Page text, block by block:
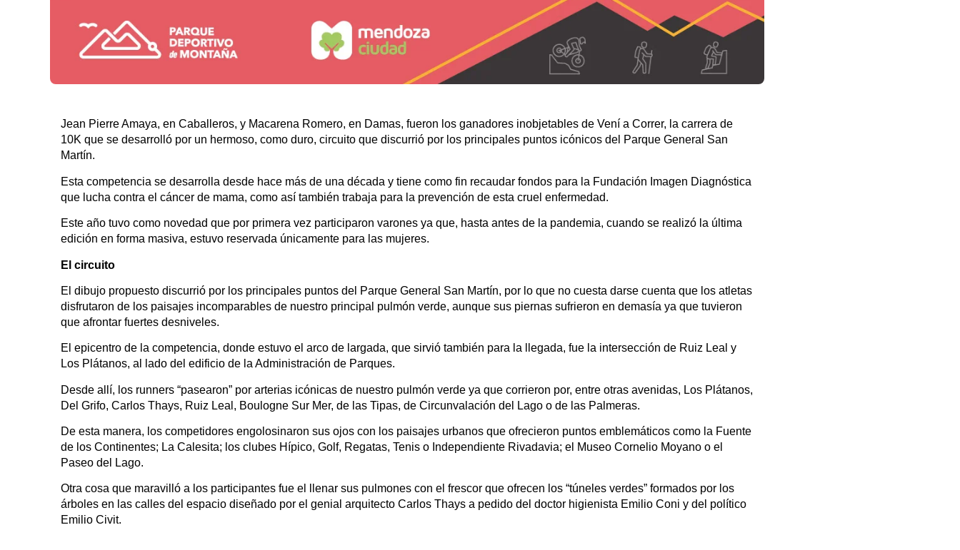
Jean Pierre Amaya, en Caballeros, y Macarena Romero, en Damas, fueron los ganadores inobjetables de Vení a Correr, la carrera de
10K que se desarrolló por un hermoso, como duro, circuito que discurrió por los principales puntos icónicos del Parque General San
Martín.
Esta competencia se desarrolla desde hace más de una década y tiene como fin recaudar fondos para la Fundación Imagen Diagnóstica
que lucha contra el cáncer de mama, como así también trabaja para la prevención de esta cruel enfermedad.
Este año tuvo como novedad que por primera vez participaron varones ya que, hasta antes de la pandemia, cuando se realizó la última
edición en forma masiva, estuvo reservada únicamente para las mujeres.
El circuito
El dibujo propuesto discurrió por los principales puntos del Parque General San Martín, por lo que no cuesta darse cuenta que los atletas
disfrutaron de los paisajes incomparables de nuestro principal pulmón verde, aunque sus piernas sufrieron en demasía ya que tuvieron
que afrontar fuertes desniveles.
El epicentro de la competencia, donde estuvo el arco de largada, que sirvió también para la llegada, fue la intersección de Ruiz Leal y
Los Plátanos, al lado del edificio de la Administración de Parques.
Desde allí, los runners “pasearon” por arterias icónicas de nuestro pulmón verde ya que corrieron por, entre otras avenidas, Los Plátanos,
Del Grifo, Carlos Thays, Ruiz Leal, Boulogne Sur Mer, de las Tipas, de Circunvalación del Lago o de las Palmeras.
De esta manera, los competidores engolosinaron sus ojos con los paisajes urbanos que ofrecieron puntos emblemáticos como la Fuente
de los Continentes; La Calesita; los clubes Hípico, Golf, Regatas, Tenis o Independiente Rivadavia; el Museo Cornelio Moyano o el
Paseo del Lago.
Otra cosa que maravilló a los participantes fue el llenar sus pulmones con el frescor que ofrecen los “túneles verdes” formados por los
árboles en las calles del espacio diseñado por el genial arquitecto Carlos Thays a pedido del doctor higienista Emilio Coni y del político
Emilio Civit.